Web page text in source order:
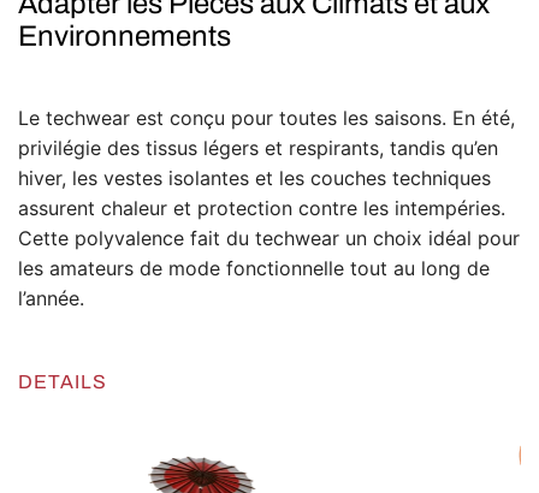
Environnements
Le techwear est conçu pour toutes les saisons. En été,
privilégie des tissus légers et respirants, tandis qu’en
hiver, les vestes isolantes et les couches techniques
assurent chaleur et protection contre les intempéries.
Cette polyvalence fait du techwear un choix idéal pour
les amateurs de mode fonctionnelle tout au long de
l’année.
DETAILS